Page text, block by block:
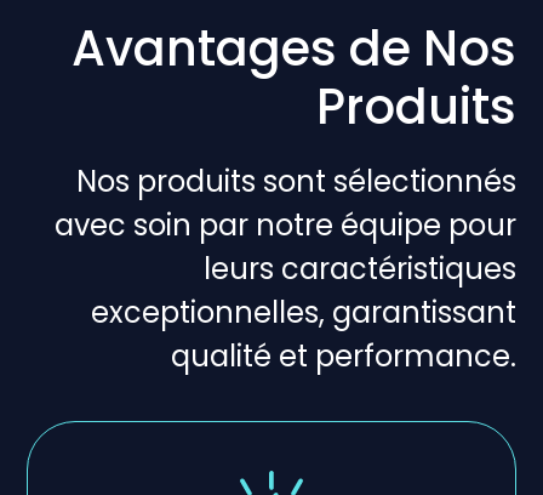
Avantages de Nos
Produits
Nos produits sont sélectionnés
avec soin par notre équipe pour
leurs caractéristiques
exceptionnelles, garantissant
qualité et performance.